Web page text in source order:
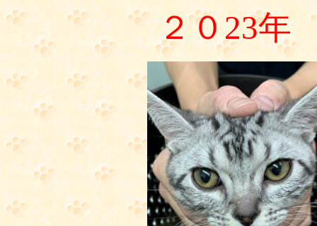
２０23年